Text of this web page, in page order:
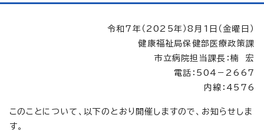
令和7年（2025年）8月1日（金曜日）
健康福祉局保健部医療政策課
市立病院担当課長：楠 宏
電話：504－2667
内線：4576
このことについて、以下のとおり開催しますので、お知らせしま
す。